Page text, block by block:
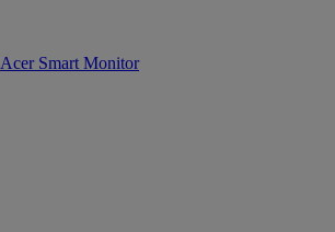
Acer Smart Monitor